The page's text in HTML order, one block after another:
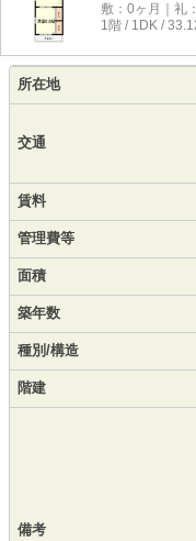
敷：0ヶ月｜礼
1階 / 1DK /
所在地
交通
賃料
管理費等
面積
築年数
種別/構造
階建
備考